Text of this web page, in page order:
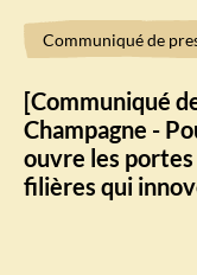
Communiqué de
[Communiqué
Champagne -
ouvre les
filières qui